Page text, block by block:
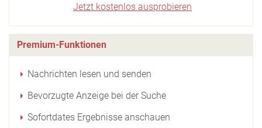
Jetzt kostenlos ausprobieren
Premium-Funktionen
Nachrichten lesen und senden
Bevorzugte Anzeige bei der Suche
Sofortdates Ergebnisse anschauen